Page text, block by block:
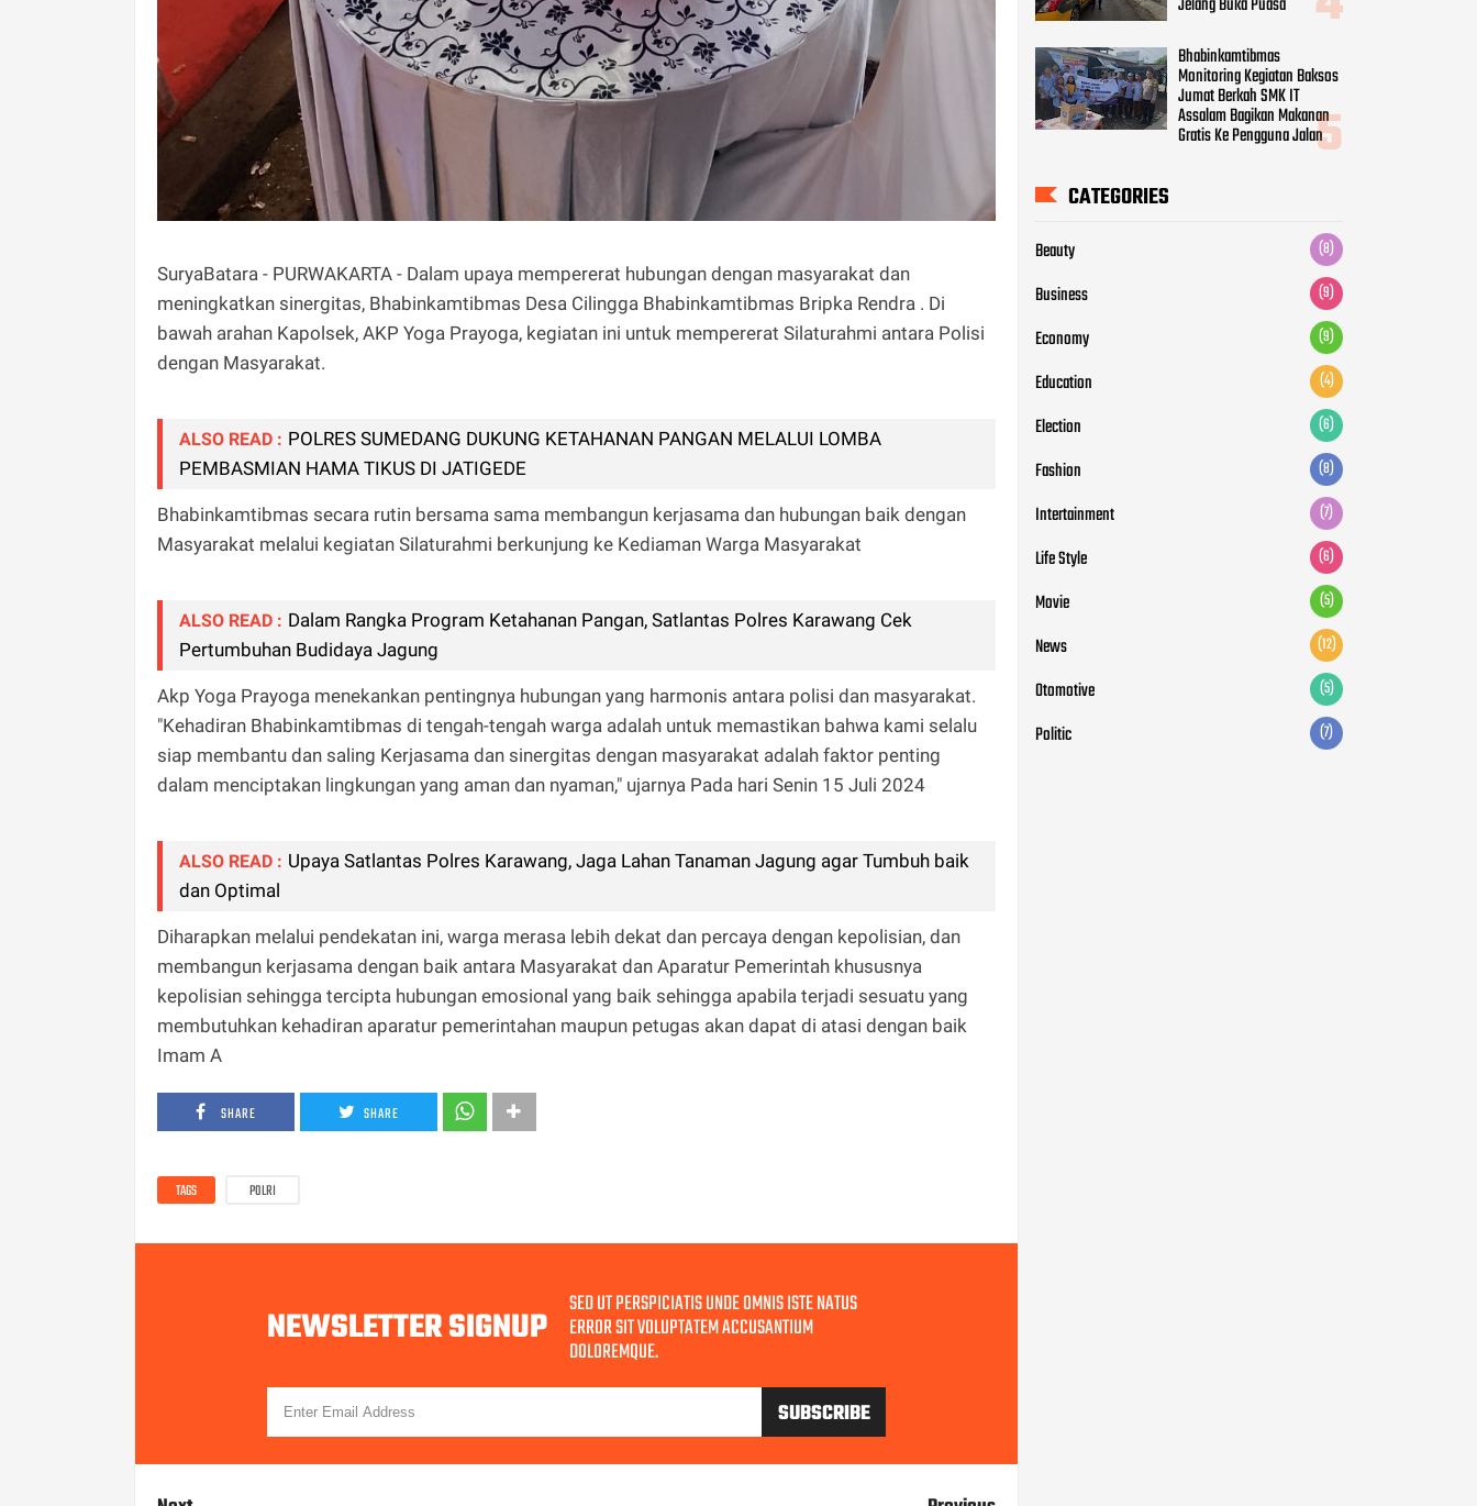
SuryaBatara - PURWAKARTA - Dalam upaya mempererat hubungan dengan masyarakat dan
meningkatkan sinergitas, Bhabinkamtibmas Desa Cilingga Bhabinkamtibmas Bripka Rendra . Di
bawah arahan Kapolsek, AKP Yoga Prayoga, kegiatan ini untuk mempererat Silaturahmi antara Polisi
dengan Masyarakat.
ALSO READ : POLRES SUMEDANG DUKUNG KETAHANAN PANGAN MELALUI LOMBA
PEMBASMIAN HAMA TIKUS DI JATIGEDE
Bhabinkamtibmas secara rutin bersama sama membangun kerjasama dan hubungan baik dengan
Masyarakat melalui kegiatan Silaturahmi berkunjung ke Kediaman Warga Masyarakat
ALSO READ : Dalam Rangka Program Ketahanan Pangan, Satlantas Polres Karawang Cek
Pertumbuhan Budidaya Jagung
Akp Yoga Prayoga menekankan pentingnya hubungan yang harmonis antara polisi dan masyarakat.
"Kehadiran Bhabinkamtibmas di tengah-tengah warga adalah untuk memastikan bahwa kami selalu
siap membantu dan saling Kerjasama dan sinergitas dengan masyarakat adalah faktor penting
dalam menciptakan lingkungan yang aman dan nyaman," ujarnya Pada hari Senin 15 Juli 2024
ALSO READ : Upaya Satlantas Polres Karawang, Jaga Lahan Tanaman Jagung agar Tumbuh baik
dan Optimal
Diharapkan melalui pendekatan ini, warga merasa lebih dekat dan percaya dengan kepolisian, dan
membangun kerjasama dengan baik antara Masyarakat dan Aparatur Pemerintah khususnya
kepolisian sehingga tercipta hubungan emosional yang baik sehingga apabila terjadi sesuatu yang
membutuhkan kehadiran aparatur pemerintahan maupun petugas akan dapat di atasi dengan baik
Imam A
SHARE SHARE
TAGS POLRI
NEWSLETTER SIGNUP SED UT PERSPICIATIS UNDE OMNIS ISTE NATUS
ERROR SIT VOLUPTATEM ACCUSANTIUM
DOLOREMQUE.
CATEGORIES
Beauty (8)
(9)
Economy
Education (4)
Election (6)
Fashion (8)
Intertainment (7)
Life Style (6)
Movie (5)
News (12)
Otomotive (5)
Politic (7)